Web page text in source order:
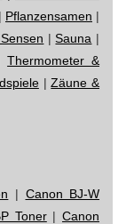
| Pflanzensamen |
|Sauna |
Thermometer &
|Zäune &
| Canon BJ-W
Toner|Canon